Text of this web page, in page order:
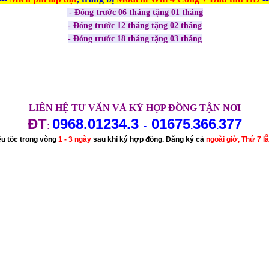
- Đóng trước 06 tháng tặng 01 tháng
- Đóng trước 12 tháng tặng 02 tháng
- Đóng trước 18 tháng tặng 03 tháng
LIÊN HỆ TƯ VẤN VÀ KÝ HỢP ĐỒNG TẬN NƠI
ĐT: 0968.01234.3- 01675.366.377
tốc trong vòng 1 - 3 ngày sau khi ký hợp đồng. Đăng ký cả ngoài giờ, Thứ 7